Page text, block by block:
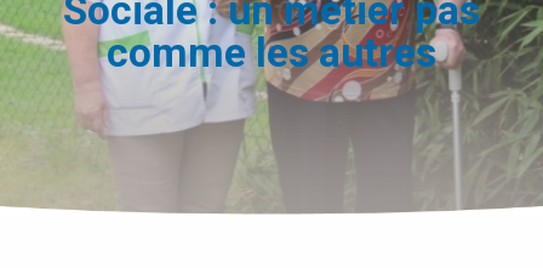
Sociale : un métier pas
comme les autres